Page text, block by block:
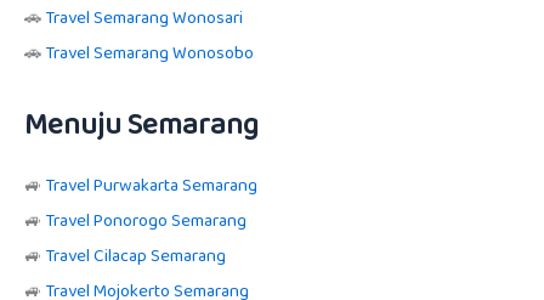
🚗Travel Semarang Wonosari
🚗Travel Semarang Wonosobo
Menuju Semarang
🚙 Travel Purwakarta Semarang
🚙 Travel Ponorogo Semarang
🚙 Travel Cilacap Semarang
🚙 Travel Mojokerto Semarang